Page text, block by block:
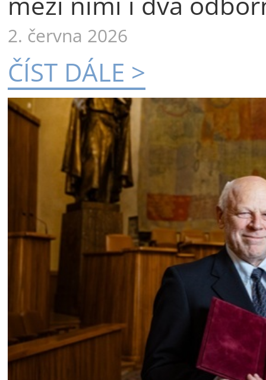
2. června 2026
ČÍST DÁLE >